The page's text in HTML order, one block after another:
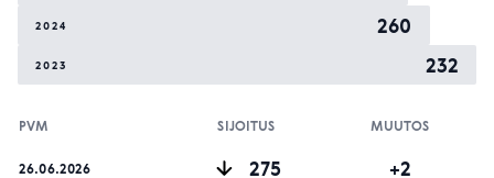
2024 260
2023 232
PVM SIJOITUS MUUTOS
26.06.2026 275 +2